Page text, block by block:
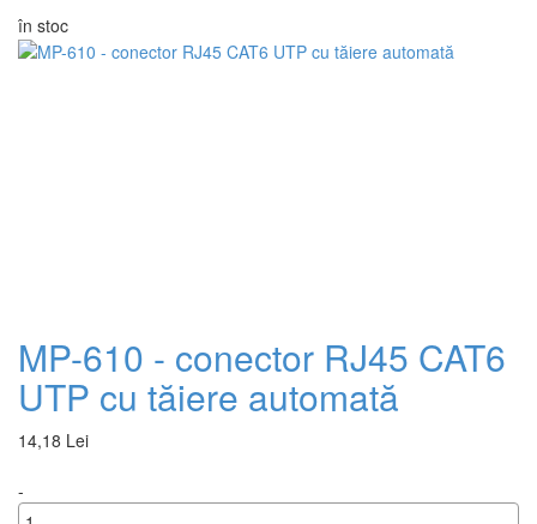
în stoc
MP-610 - conector RJ45 CAT6
UTP cu tăiere automată
14,18 Lei
-